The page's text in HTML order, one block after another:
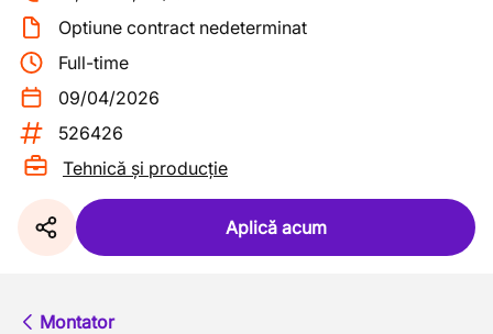
Optiune contract nedeterminat
Full-time
09/04/2026
526426
Tehnică și producție
Aplică acum
Montator